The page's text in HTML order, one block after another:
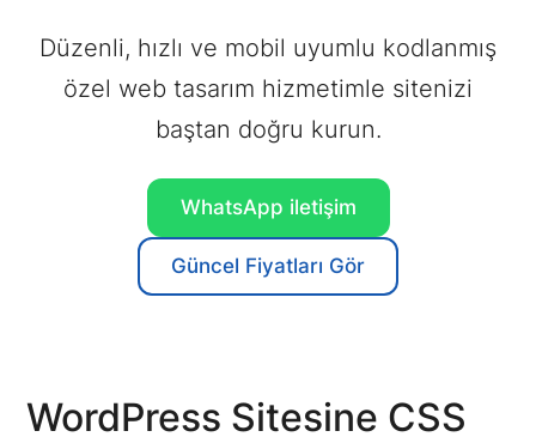
Düzenli, hızlı ve mobil uyumlu kodlanmış
özel web tasarım hizmetimle sitenizi
baştan doğru kurun.
WhatsApp iletişim
Güncel Fiyatları Gör
WordPress Sitesine CSS